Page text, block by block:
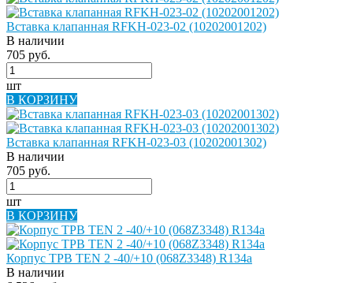
Вставка клапанная RFKH-023-02 (10202001202)
В наличии
705 руб.
шт
В КОРЗИНУ
Вставка клапанная RFKH-023-03 (10202001302)
В наличии
705 руб.
шт
В КОРЗИНУ
Корпус ТРВ TEN 2 -40/+10 (068Z3348) R134a
В наличии